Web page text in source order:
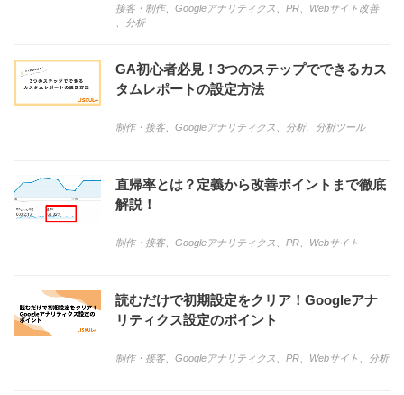
接客・制作、 Googleアナリティクス PR
Webサイト改善
分析
GA初心者必見！3つのステップでできるカス
タムレポートの設定方法
制作・接客、 Googleアナリティクス 分析、 分析ツール
直帰率とは？定義から改善ポイントまで徹底
解説！
制作・接客、 Googleアナリティクス PR Webサイト
読むだけで初期設定をクリア！Googleアナ
リティクス設定のポイント
制作・接客、 Googleアナリティクス PR Webサイト 分析